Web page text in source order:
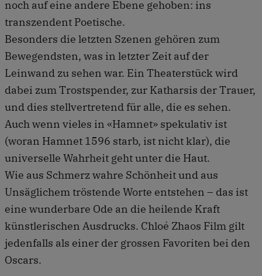
noch auf eine andere Ebene gehoben: ins
transzendent Poetische.
Besonders die letzten Szenen gehören zum
Bewegendsten, was in letzter Zeit auf der
Leinwand zu sehen war. Ein Theaterstück wird
dabei zum Trostspender, zur Katharsis der Trauer,
und dies stellvertretend für alle, die es sehen.
Auch wenn vieles in «Hamnet» spekulativ ist
(woran Hamnet 1596 starb, ist nicht klar), die
universelle Wahrheit geht unter die Haut.
Wie aus Schmerz wahre Schönheit und aus
Unsäglichem tröstende Worte entstehen – das ist
eine wunderbare Ode an die heilende Kraft
künstlerischen Ausdrucks. Chloé Zhaos Film gilt
jedenfalls als einer der grossen Favoriten bei den
Oscars.